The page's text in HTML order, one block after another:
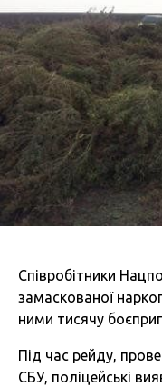
Співробітники
замаскованої
ними тисячу
Під час рейду,
СБУ, поліцейські